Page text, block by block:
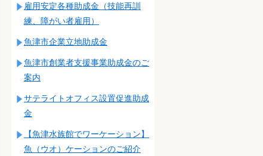
雇用安定各種助成金（技能再訓
練、障がい者雇用）
魚津市企業立地助成金
魚津市創業者支援事業助成金のご
案内
サテライトオフィス設置促進助成
金
【魚津水族館でワーケーション】
魚（ウオ）ケーションのご紹介